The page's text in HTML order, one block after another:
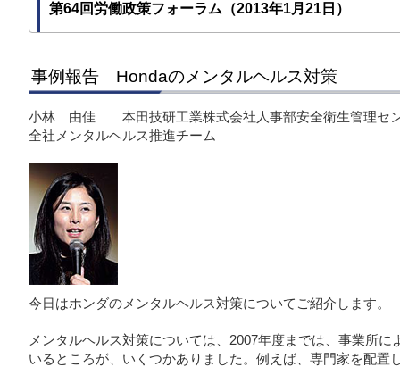
第64回労働政策フォーラム（2013年1月21日）
事例報告 Hondaのメンタルヘルス対策
小林 由佳 本田技研工業株式会社人事部安全衛生管理セ
全社メンタルヘルス推進チーム
今日はホンダのメンタルヘルス対策についてご紹介します。
メンタルヘルス対策については、2007年度までは、事業所
いるところが、いくつかありました。例えば、専門家を配置